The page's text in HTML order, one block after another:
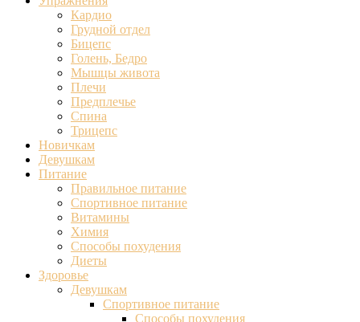
Кардио
Грудной отдел
Бицепс
Голень, Бедро
Мышцы живота
Плечи
Предплечье
Спина
Трицепс
Новичкам
Девушкам
Питание
Правильное питание
Спортивное питание
Витамины
Химия
Способы похудения
Диеты
Здоровье
Девушкам
Спортивное питание
Способы похудения